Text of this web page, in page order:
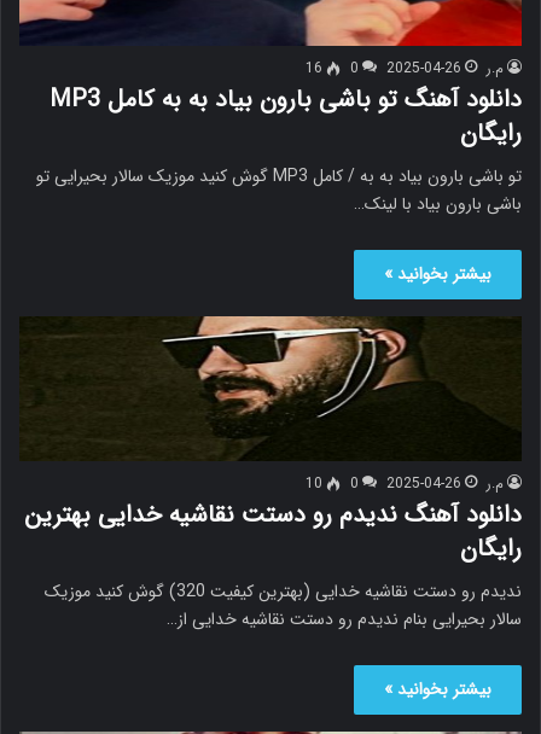
م.ر 2025-04-26
0
16
دانلود آهنگ ﺗﻮ ﺑﺎﺷﻰ ﺑﺎرون ﺑﻴﺎد ﺑﻪ ﺑﻪ کامل MP3
رایگان
ﺗﻮ ﺑﺎﺷﻰ ﺑﺎرون ﺑﻴﺎد ﺑﻪ ﺑﻪ / کامل MP3 گوش کنید موزیک سالار بحیرایی ﺗﻮ
ﺑﺎﺷﻰ ﺑﺎرون ﺑﻴﺎد با لینک…
بیشتر بخوانید »
م.ر 2025-04-26
0
10
دانلود آهنگ ندیدم رو دستت نقاشیه خدایی بهترین
رایگان
ندیدم رو دستت نقاشیه خدایی (بهترین کیفیت 320) گوش کنید موزیک
سالار بحیرایی بنام ندیدم رو دستت نقاشیه خدایی از…
بیشتر بخوانید »